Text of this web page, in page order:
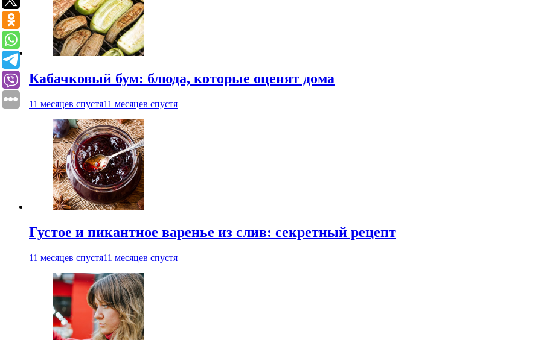
Кабачковый бум: блюда, которые оценят дома
11 месяцев спустя11 месяцев спустя
Густое и пикантное варенье из слив: секретный рецепт
11 месяцев спустя11 месяцев спустя